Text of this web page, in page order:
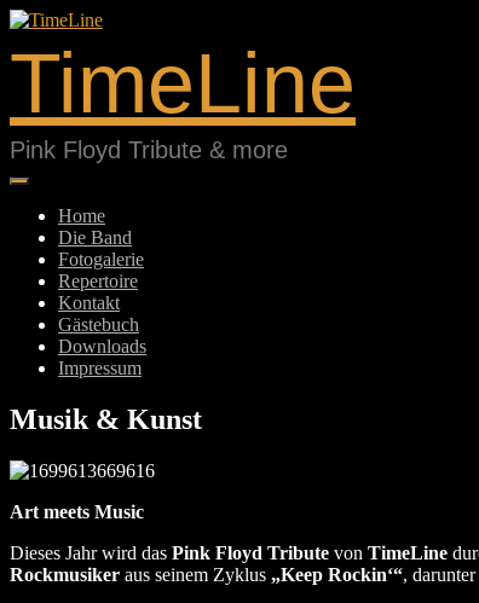
Springe
Inhalt
TimeLine
Pink Floyd Tribute & more
Home
Die Band
Fotogalerie
Repertoire
Kontakt
Gästebuch
Downloads
Impressum
Musik & Kunst
Art meets Music
Dieses Jahr wird das Pink Floyd Tribute von TimeLine
Rockmusiker aus seinem Zyklus „Keep Rockin‘“,